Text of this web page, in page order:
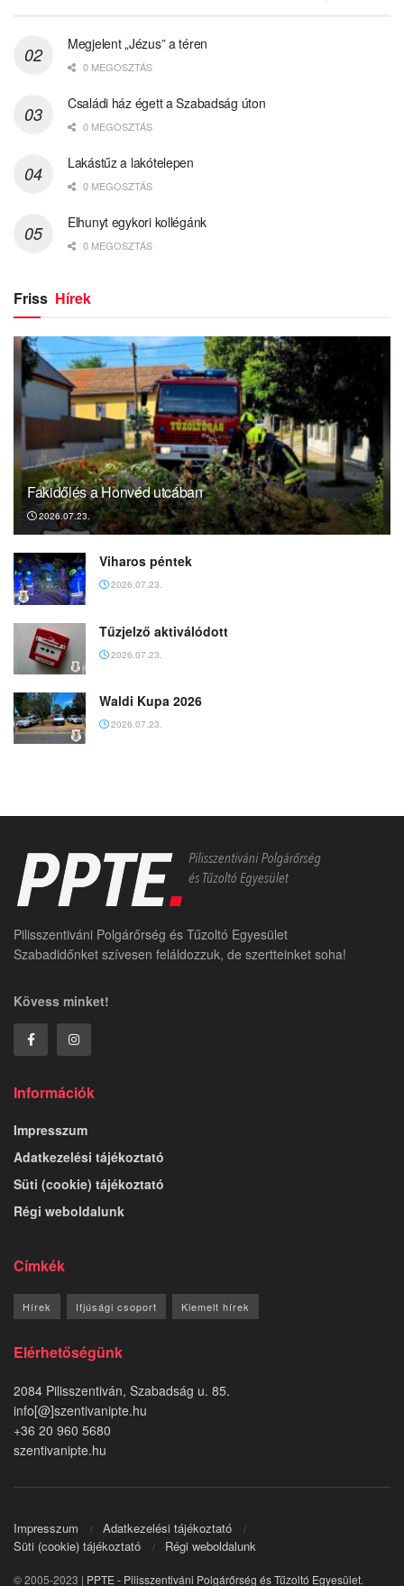
Megjelent „Jézus” a téren
0 MEGOSZTÁS
Családi ház égett a Szabadság úton
0 MEGOSZTÁS
Lakástűz a lakótelepen
0 MEGOSZTÁS
Elhunyt egykori kollégánk
0 MEGOSZTÁS
Friss Hírek
Fakidőlés a Honvéd utcában
2026.07.23.
Viharos péntek
2026.07.23.
Tűzjelző aktiválódott
2026.07.23.
Waldi Kupa 2026
2026.07.23.
Pilisszentiváni Polgárőrség és Tűzoltó Egyesület
Szabadidőnket szívesen feláldozzuk, de szertteinket soha!
Kövess minket!
Információk
Impresszum
Adatkezelési tájékoztató
Süti (cookie) tájékoztató
Régi weboldalunk
Címkék
Hírek Ifjúsági csoport Kiemelt hírek
Elérhetőségünk
2084 Pilisszentiván, Szabadság u. 85.
info[@]szentivanipte.hu
+36 20 960 5680
szentivanipte.hu
Impresszum
Adatkezelési tájékoztató
Süti (cookie) tájékoztató
Régi weboldalunk
© 2005-2023 | PPTE - Pilisszentiváni Polgárőrség és Tűzoltó Egyesület.